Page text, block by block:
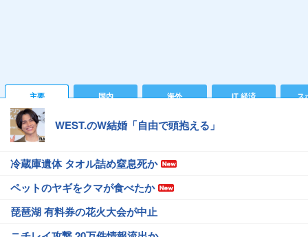
主要 国内 海外 IT 経済 ス
WEST.のW結婚「自由で頭抱える」
冷蔵庫遺体 タオル詰め窒息死か
ペットのヤギをクマが食べたか
琵琶湖 有料券の花火大会が中止